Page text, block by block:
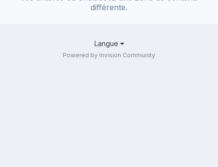
différente.
Langue
Powered by Invision Community